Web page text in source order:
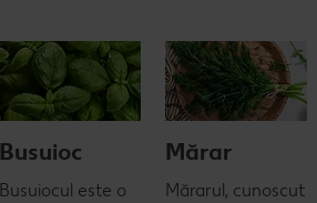
Busuioc
Busuiocul este o
Mărar
Mărarul, cunoscut